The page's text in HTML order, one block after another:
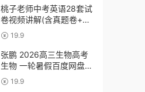
桃子老师中考英语28套试
卷视频讲解(含真题卷+模
拟卷)百度网盘下载
19.9
张鹏 2026高三生物高考
生物 一轮暑假百度网盘下
载 19.9